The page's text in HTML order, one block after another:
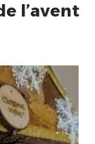
l’avent